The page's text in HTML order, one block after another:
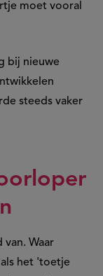
moet vooral
bij nieuwe
steeds vaker
Waar
het 'toetje